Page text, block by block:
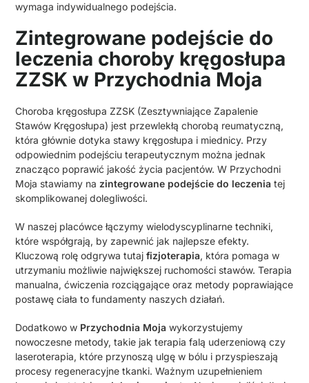
wymaga indywidualnego podejścia.
Zintegrowane podejście do
leczenia choroby kręgosłupa
ZZSK w Przychodnia Moja
Choroba kręgosłupa ZZSK (Zesztywniające Zapalenie
Stawów Kręgosłupa) jest przewlekłą chorobą reumatyczną,
która głównie dotyka stawy kręgosłupa i miednicy. Przy
odpowiednim podejściu terapeutycznym można jednak
znacząco poprawić jakość życia pacjentów. W Przychodni
Moja stawiamy nazintegrowane podejście do leczenia tej
skomplikowanej dolegliwości.
W naszej placówce łączymy wielodyscyplinarne techniki,
które współgrają, by zapewnić jak najlepsze efekty.
Kluczową rolę odgrywa tutajfizjoterapia, która pomaga w
utrzymaniu możliwie największej ruchomości stawów. Terapia
manualna, ćwiczenia rozciągające oraz metody poprawiające
postawę ciała to fundamenty naszych działań.
Dodatkowo w Przychodnia Moja wykorzystujemy
nowoczesne metody, takie jak terapia falą uderzeniową czy
laseroterapia, które przynoszą ulgę w bólu i przyspieszają
procesy regeneracyjne tkanki. Ważnym uzupełnieniem